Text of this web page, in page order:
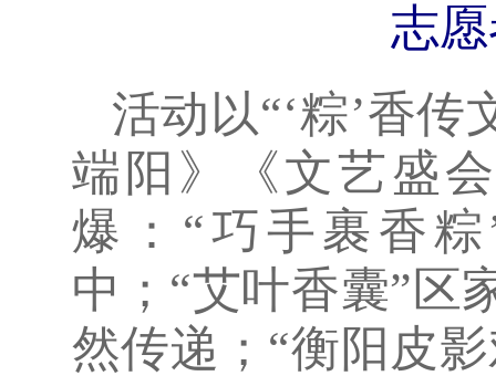
志
活动以“‘粽’香
端阳》《文艺盛
爆：“巧手裹香
中；“艾叶香囊”区
然传递；“衡阳皮